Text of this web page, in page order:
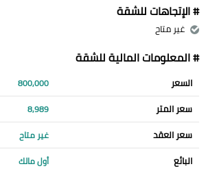
# الإتجاهات للشقة
غير متاح
# المعلومات المالية للشقة
السعر 800,000
سعر المتر 8,989
سعر العقد غير متاح
البائع أول مالك